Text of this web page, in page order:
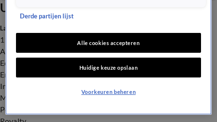
Uitzendingen
Laatste nieuws
112
Advies & Tips
Economie
Entertainment
Infrastructuur
Milieu en Gezondheid
Politiek
Derde partijen lijst
Alle cookies accepteren
Huidige keuze opslaan
Voorkeuren beheren